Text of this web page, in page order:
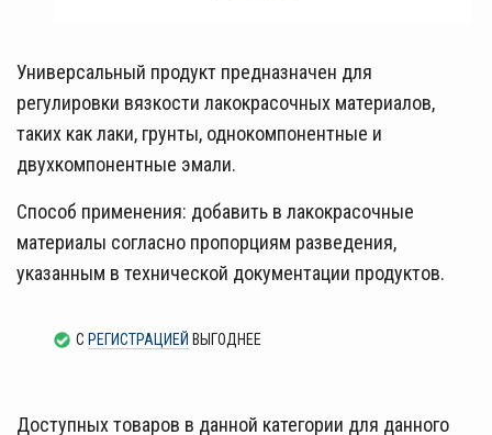
Универсальный продукт предназначен для
регулировки вязкости лакокрасочных материалов,
таких как лаки, грунты, однокомпонентные и
двухкомпонентные эмали.
Способ применения: добавить в лакокрасочные
материалы согласно пропорциям разведения,
указанным в технической документации продуктов.
С РЕГИСТРАЦИЕЙ ВЫГОДНЕЕ
Доступных товаров в данной категории для данного